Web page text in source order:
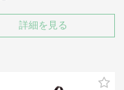
詳細を見る